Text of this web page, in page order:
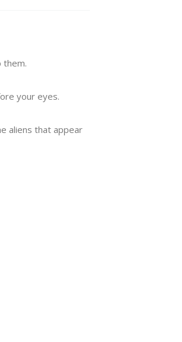
them.
your eyes.
aliens that appear